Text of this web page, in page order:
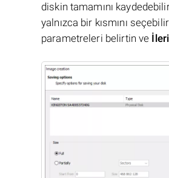
diskin tamamını
yalnızca bir kısmını
parametreleri belirtin ve